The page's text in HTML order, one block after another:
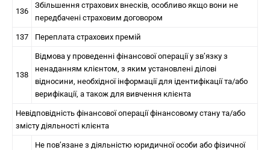
136
Збільшення страхових внесків, особливо якщо вони не
передбачені страховим договором
137 Переплата страхових премій
138
Відмова у проведенні фінансової операції у зв’язку з
ненаданням клієнтом, з яким установлені ділові
відносини, необхідної інформації для ідентифікації та/або
верифікації, а також для вивчення клієнта
Невідповідність фінансової операції фінансовому стану та/або
змісту діяльності клієнта
Не пов’язане з діяльністю юридичної особи або фізичної